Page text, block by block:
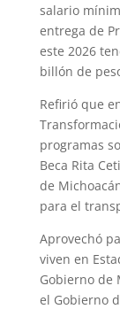
salario
entrega de
este 2026
billón de
Refirió que
programas
Beca Rita
de
para el
Aprovechó
viven en
Gobierno de
el Gobierno